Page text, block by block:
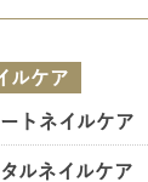
ルケア
トネイルケア
タルネイルケア